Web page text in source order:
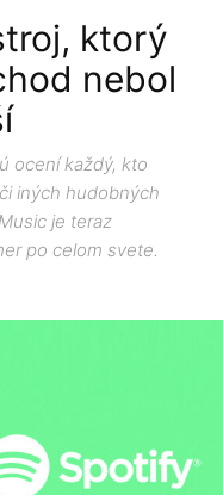
ktorý
nebol
ocení každý, kto
iných hudobných
je teraz
po celom svete.